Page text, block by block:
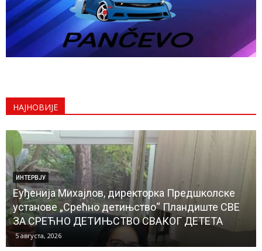
НАЈНОВИЈЕ
ИНТЕРВЈУ
Еуђенија Михајлов, директорка Предшколске
установе „Срећно детињство“ Пландиште СВЕ
ЗА СРЕЋНО ДЕТИЊСТВО СВАКОГ ДЕТЕТА
5 августа, 2026